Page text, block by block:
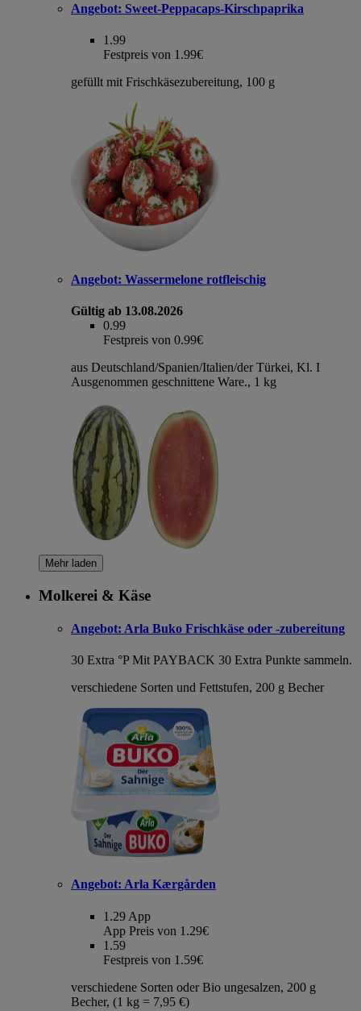
Angebot: Sweet-Peppacaps-Kirschpaprika
1.99
Festpreis von 1.99€
gefüllt mit Frischkäsezubereitung, 100 g
Angebot: Wassermelone rotfleischig
Gültig ab 13.08.2026
0.99
Festpreis von 0.99€
aus Deutschland/Spanien/Italien/der Türkei, Kl. I
Ausgenommen geschnittene Ware., 1 kg
Mehr laden
Molkerei & Käse
Angebot: Arla Buko Frischkäse oder -zubereitung
30 Extra °P Mit PAYBACK 30 Extra Punkte sammeln.
verschiedene Sorten und Fettstufen, 200 g Becher
Angebot: Arla Kærgården
1.29 App
App Preis von 1.29€
1.59
Festpreis von 1.59€
verschiedene Sorten oder Bio ungesalzen, 200 g
Becher, (1 kg = 7,95 €)